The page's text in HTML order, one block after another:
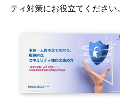
ティ対策にお役立てください。